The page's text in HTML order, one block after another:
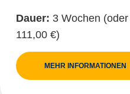
Dauer: 3 Wochen
111,00 €)
MEHR INFORMATIONEN